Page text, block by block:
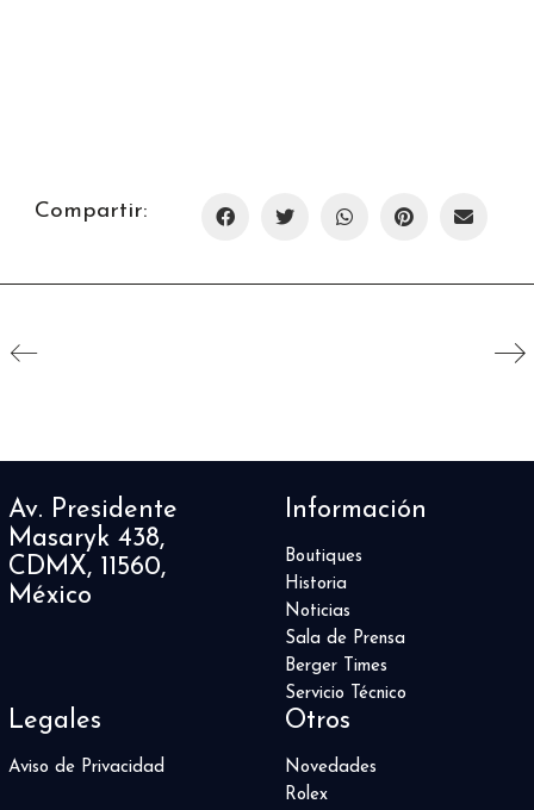
Compartir:
Av. Presidente
Masaryk 438,
CDMX, 11560,
México
Información
Boutiques
Historia
Noticias
Sala de Prensa
Berger Times
Servicio Técnico
Legales
Aviso de Privacidad
Otros
Novedades
Rolex